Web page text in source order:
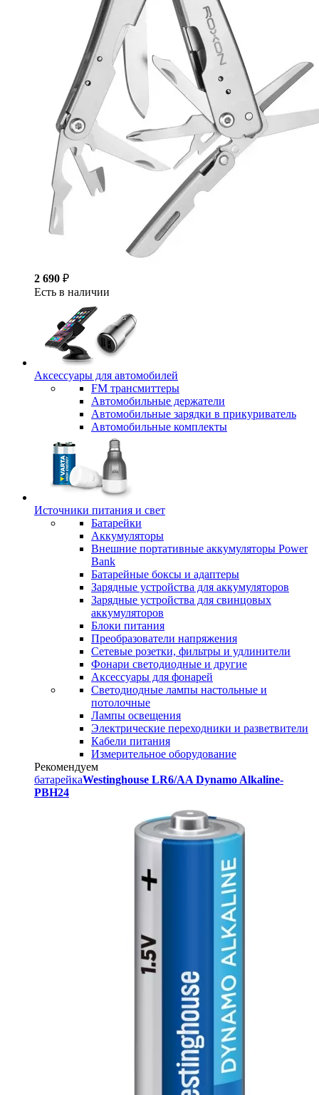
2 690 ₽
Есть в наличии
Аксессуары для автомобилей
FM трансмиттеры
Автомобильные держатели
Автомобильные зарядки в прикуриватель
Автомобильные комплекты
Источники питания и свет
Батарейки
Аккумуляторы
Внешние портативные аккумуляторы Power
Bank
Батарейные боксы и адаптеры
Зарядные устройства для аккумуляторов
Зарядные устройства для свинцовых
аккумуляторов
Блоки питания
Преобразователи напряжения
Сетевые розетки, фильтры и удлинители
Фонари светодиодные и другие
Аксессуары для фонарей
Светодиодные лампы настольные и
потолочные
Лампы освещения
Электрические переходники и разветвители
Кабели питания
Измерительное оборудование
Рекомендуем
батарейкаWestinghouse LR6/AA Dynamo Alkaline-
PBH24